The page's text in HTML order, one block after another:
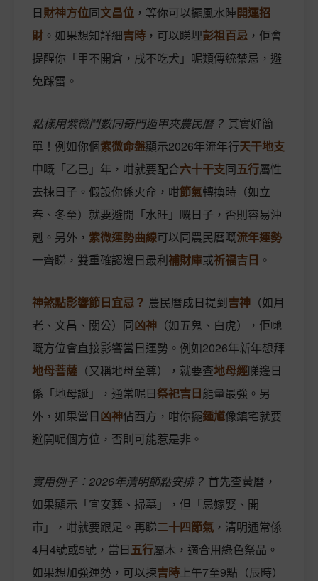
日財神方位同文昌位 ，等你可以擺風水陣開運招
財 。如果想知詳細吉時 ，可以睇埋彭祖百忌 ，佢會
提醒你「甲不開倉，戌不吃犬」呢類傳統禁忌，避
免踩雷。
點樣用紫微鬥數同奇門遁甲夾農民曆？ 其實好簡
單！例如你個紫微命盤顯示2026年流年行天干地支
中嘅「乙巳」年，咁就要配合六十干支同五行屬性
去揀日子。假設你係火命，咁節氣轉換時（如立
春、冬至）就要避開「水旺」嘅日子，否則容易沖
剋。另外， 紫微運勢曲線可以同農民曆嘅流年運勢
一齊睇，雙重確認邊日最利補財庫或祈福吉日 。
神煞點影響節日宜忌？ 農民曆成日提到吉神 （如月
老、文昌、關公）同凶神 （如五鬼、白虎），佢哋
嘅方位會直接影響當日運勢。例如2026年新年想拜
地母菩薩 （又稱地母至尊），就要查地母經睇邊日
係「地母誕」，通常呢日祭祀吉日能量最強。另
外，如果當日凶神佔西方，咁你擺鍾馗像鎮宅就要
避開呢個方位，否則可能惹是非。
實用例子：2026年清明節點安排？ 首先查黃曆，
如果顯示「宜安葬、掃墓」，但「忌嫁娶、開
市」，咁就要跟足。再睇二十四節氣 ，清明通常係
4月4號或5號，當日五行屬木，適合用綠色祭品。
如果想加強運勢，可以揀吉時 上午7至9點（辰時）